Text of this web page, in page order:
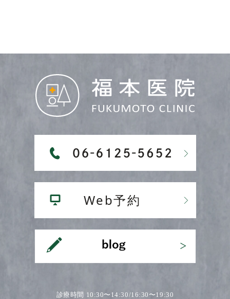
診療時間 10:30〜14:30/16:30〜19:30